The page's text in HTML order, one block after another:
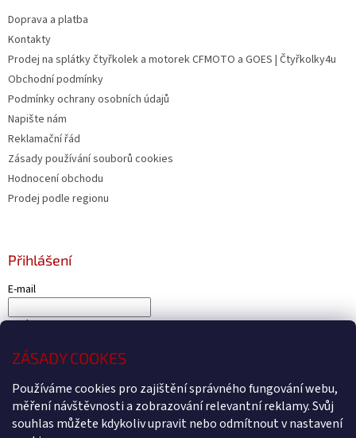
ZÁSADY COOKES
Používáme cookies pro zajištění správného fungování webu,
měření návštěvnosti a zobrazování relevantní reklamy. Svůj
souhlas můžete kdykoliv upravit nebo odmítnout v nastavení
Doprava a platba
Kontakty
Prodej na splátky čtyřkolek a motorek CFMOTO a GOES | Čtyřkolky4u
Obchodní podmínky
Podmínky ochrany osobních údajů
Napište nám
Reklamační řád
Zásady používání souborů cookies
Hodnocení obchodu
Prodej podle regionu
Přihlášení
E-mail
Heslo
PŘIHLÁSIT SE
Nová registraceZapomenuté heslo